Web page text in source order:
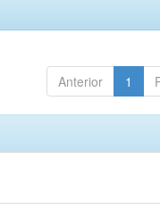
Anterior 1